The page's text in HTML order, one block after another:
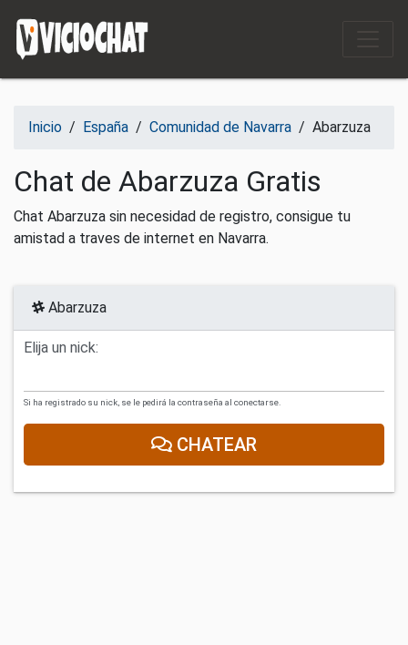
Inicio / España / Comunidad de Navarra / Abarzuza
Chat de Abarzuza Gratis
Chat Abarzuza sin necesidad de registro, consigue tu
amistad a traves de internet en Navarra.
Abarzuza
Elija un nick:
Si ha registrado su nick, se le pedirá la contraseña al conectarse.
CHATEAR